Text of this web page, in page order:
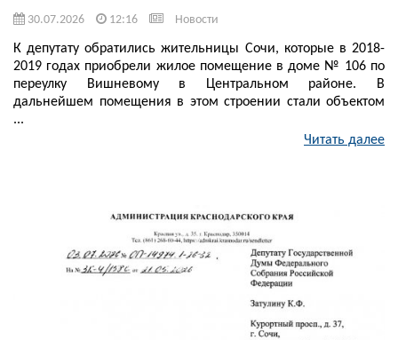
30.07.2026 12:16 Новости
К депутату обратились жительницы Сочи, которые в 2018-
2019 годах приобрели жилое помещение в доме № 106 по
переулку Вишневому в Центральном районе. В
дальнейшем помещения в этом строении стали объектом
...
Читать далее